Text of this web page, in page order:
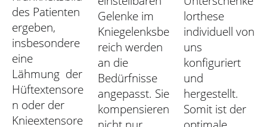
des Patienten
ergeben,
insbesondere
eine
Lähmung der
Hüftextensore
n oder der
Knieextensore
Gelenke im
Kniegelenksbe
reich werden
an die
Bedürfnisse
angepasst. Sie
kompensieren
lorthese
individuell von
uns
konfiguriert
und
hergestellt.
Somit ist der